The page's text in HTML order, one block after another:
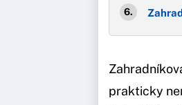
prakticky